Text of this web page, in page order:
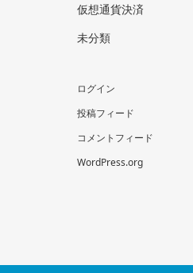
仮想通貨決済
未分類
ログイン
投稿フィード
コメントフィード
WordPress.org